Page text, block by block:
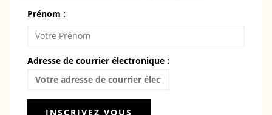
Prénom :
Adresse de courrier électronique :